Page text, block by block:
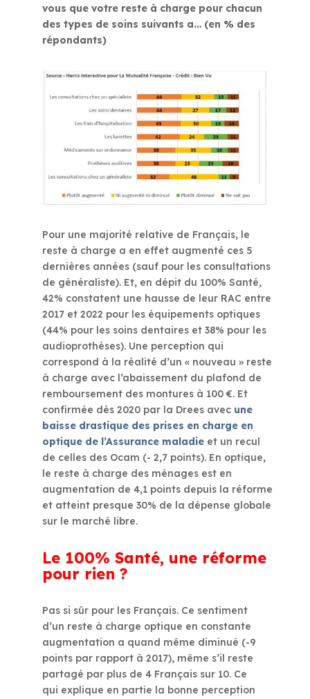
vous que votre reste à charge pour chacun
des types de soins suivants a… (en % des
répondants)
Pour une majorité relative de Français, le
reste à charge a en effet augmenté ces 5
dernières années (sauf pour les consultations
de généraliste). Et, en dépit du 100% Santé,
42% constatent une hausse de leur RAC entre
2017 et 2022 pour les équipements optiques
(44% pour les soins dentaires et 38% pour les
audioprothèses). Une perception qui
correspond à la réalité d’un « nouveau » reste
à charge avec l’abaissement du plafond de
remboursement des montures à 100 €. Et
confirmée dès 2020 par la Drees avec une
baisse drastique des prises en charge en
optique de l’Assurance maladieet un recul
de celles des Ocam (- 2,7 points). En optique,
le reste à charge des ménages est en
augmentation de 4,1 points depuis la réforme
et atteint presque 30% de la dépense globale
sur le marché libre.
Le 100% Santé, une réforme
pour rien ?
Pas si sûr pour les Français. Ce sentiment
d’un reste à charge optique en constante
augmentation a quand même diminué (-9
points par rapport à 2017), même s’il reste
partagé par plus de 4 Français sur 10. Ce
qui explique en partie la bonne perception